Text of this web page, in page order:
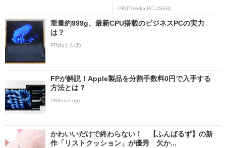
PR(ITmedia PC USER)
重量約999g、最新CPU搭載のビジネスPCの実力
は？
PR(ねとらぼ)
FPが解説！Apple製品を分割手数料0円で入手する
方法とは？
PR(Fav-Log)
かわいいだけで終わらない！ 【ふんばるず】の新
作「リストクッション」が優秀 欠か...